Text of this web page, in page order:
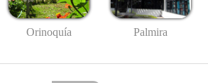
Orinoquía Palmira